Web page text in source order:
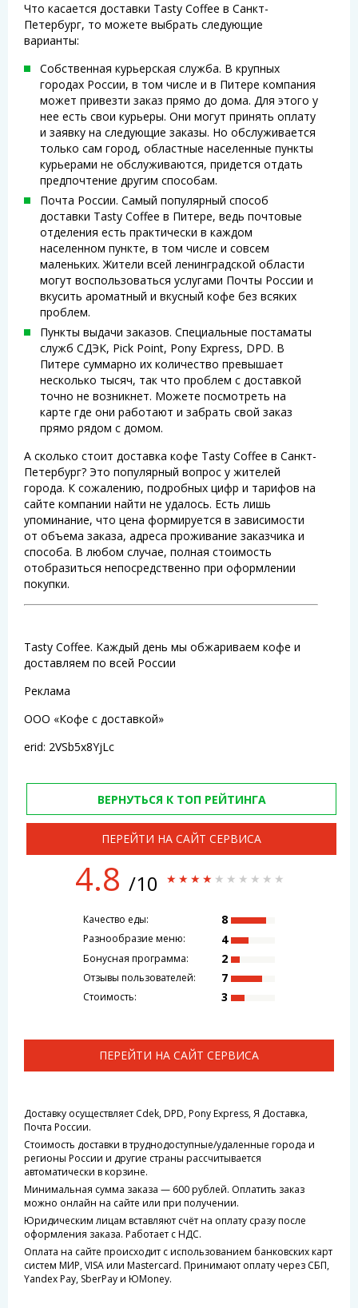
Что касается доставки Tasty Coffee в Санкт-
Петербург, то можете выбрать следующие
варианты:
Собственная курьерская служба. В крупных
городах России, в том числе и в Питере компания
может привезти заказ прямо до дома. Для этого у
нее есть свои курьеры. Они могут принять оплату
и заявку на следующие заказы. Но обслуживается
только сам город, областные населенные пункты
курьерами не обслуживаются, придется отдать
предпочтение другим способам.
Почта России. Самый популярный способ
доставки Tasty Coffee в Питере, ведь почтовые
отделения есть практически в каждом
населенном пункте, в том числе и совсем
маленьких. Жители всей ленинградской области
могут воспользоваться услугами Почты России и
вкусить ароматный и вкусный кофе без всяких
проблем.
Пункты выдачи заказов. Специальные постаматы
служб СДЭК, Pick Point, Pony Express, DPD. В
Питере суммарно их количество превышает
несколько тысяч, так что проблем с доставкой
точно не возникнет. Можете посмотреть на
карте где они работают и забрать свой заказ
прямо рядом с домом.
А сколько стоит доставка кофе Tasty Coffee в Санкт-
Петербург? Это популярный вопрос у жителей
города. К сожалению, подробных цифр и тарифов на
сайте компании найти не удалось. Есть лишь
упоминание, что цена формируется в зависимости
от объема заказа, адреса проживание заказчика и
способа. В любом случае, полная стоимость
отобразиться непосредственно при оформлении
покупки.
Tasty Coffee. Каждый день мы обжариваем кофе и
доставляем по всей России
Реклама
ООО «Кофе с доставкой»
erid: 2VSb5x8YjLc
ВЕРНУТЬСЯ К ТОП РЕЙТИНГА
ПЕРЕЙТИ НА САЙТ СЕРВИСА
4.8 /10
Качество еды: 8
Разнообразие меню: 4
Бонусная программа: 2
Отзывы пользователей: 7
Стоимость: 3
ПЕРЕЙТИ НА САЙТ СЕРВИСА
Доставку осуществляет Cdek, DPD, Pony Express, Я Доставка,
Почта России.
Стоимость доставки в труднодоступные/удаленные города и
регионы России и другие страны рассчитывается
автоматически в корзине.
Минимальная сумма заказа — 600 рублей. Оплатить заказ
можно онлайн на сайте или при получении.
Юридическим лицам вставляют счёт на оплату сразу после
оформления заказа. Работает с НДС.
Оплата на сайте происходит с использованием банковских карт
систем МИР, VISA или Mastercard. Принимают оплату через СБП,
Yandex Pay, SberPay и ЮMoney.